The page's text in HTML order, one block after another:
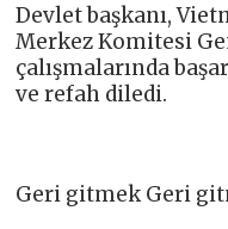
Devlet başkanı,
Merkez Komitesi
çalışmalarında
ve refah diledi.
Geri gitmek Geri